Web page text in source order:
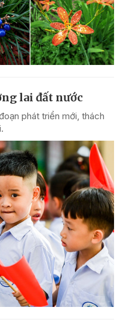
lai đất nước
phát triển mới, thách